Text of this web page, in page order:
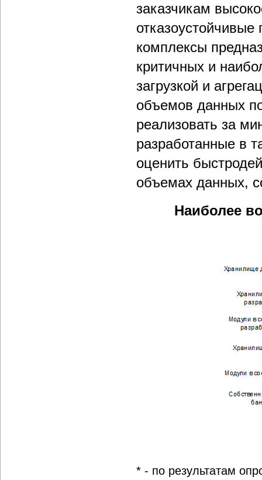
заказчикам
комплексы
критичных и
загрузкой и
объемов данных
реализовать за
разработанные в
оценить
объемах данных,
Наиболее
* - по результатам